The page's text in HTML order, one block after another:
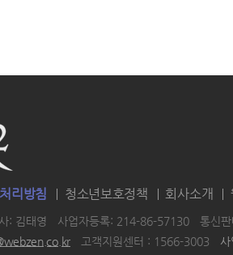
리방침 청소년보호정책 회사소개
: 김태영 사업자등록: 214-86-57130
통신
고객지원센터 : 1566-3003